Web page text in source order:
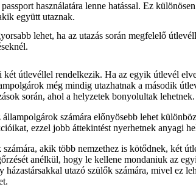
használatára lenne hatással. Ez
együtt utaznak.
lehet, ha az utazás során megfelelő
útlevéllel rendelkezik. Ha az egyik útlevél
még mindig utazhatnak a második
során, ahol a helyzetek bonyolultak lehetnek.
számára előnyösebb lehet
ezzel jobb áttekintést nyerhetnek anyagi
akik több nemzethez is kötődnek, két
anélkül, hogy le kellene mondaniuk az
utazó szülők számára, mivel ez